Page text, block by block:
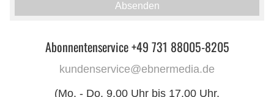
Absenden
Abonnentenservice +49 731 88005-8205
kundenservice@ebnermedia.de
(Mo. - Do. 9.00 Uhr bis 17.00 Uhr,